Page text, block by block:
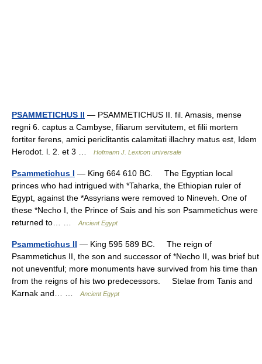
PSAMMETICHUS II — PSAMMETICHUS II. fil. Amasis, mense
regni 6. captus a Cambyse, filiarum servitutem, et filii mortem
fortiter ferens, amici periclitantis calamitati illachry matus est, Idem
Herodot. l. 2. et 3 …
Hofmann J. Lexicon universale
Psammetichus I — King 664 610 BC. The Egyptian local
princes who had intrigued with *Taharka, the Ethiopian ruler of
Egypt, against the *Assyrians were removed to Nineveh. One of
these *Necho I, the Prince of Sais and his son Psammetichus were
returned to… …
Ancient Egypt
Psammetichus II — King 595 589 BC. The reign of
Psammetichus II, the son and successor of *Necho II, was brief but
not uneventful; more monuments have survived from his time than
from the reigns of his two predecessors. Stelae from Tanis and
Karnak and… …
Ancient Egypt